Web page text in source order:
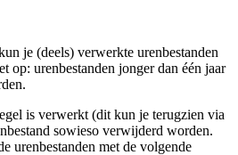
je (deels) verwerkte urenbestanden
op: urenbestanden jonger dan één jaar
is verwerkt (dit kun je terugzien via
sowieso verwijderd worden.
urenbestanden met de volgende